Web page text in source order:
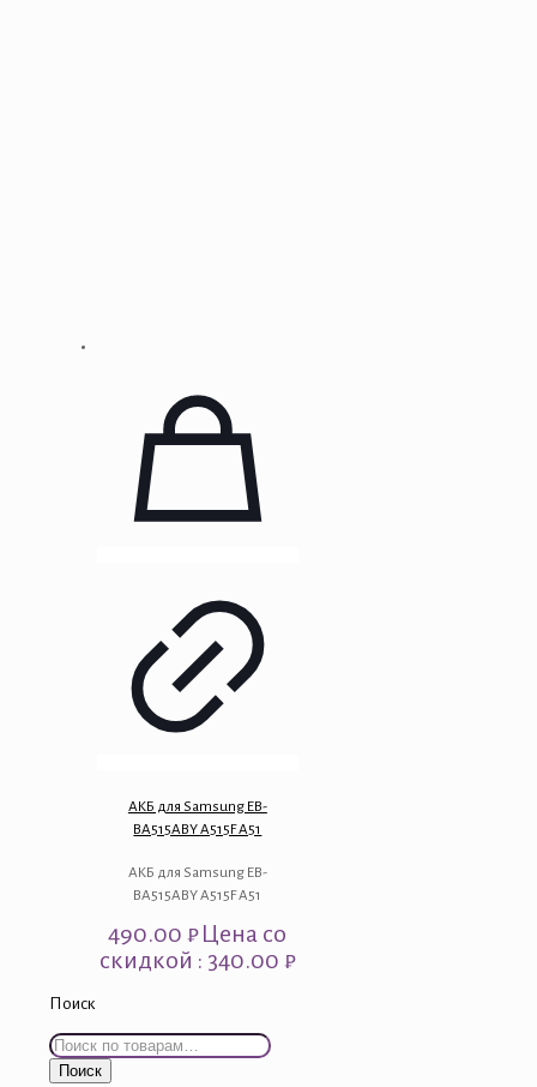
АКБ для Samsung EB-
BA515ABY A515F A51
АКБ для Samsung EB-
BA515ABY A515F A51
490.00₽Цена со
скидкой : 340.00 ₽
Поиск
Искать:
Поиск